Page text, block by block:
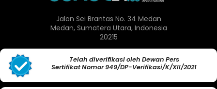
Jalan Sei Brantas No. 34 Medan
Medan, Sumatera Utara, Indonesia
20215
Telah diverifikasi oleh Dewan Pers
Sertifikat Nomor 949/DP-Verifikasi/K/XII/2021